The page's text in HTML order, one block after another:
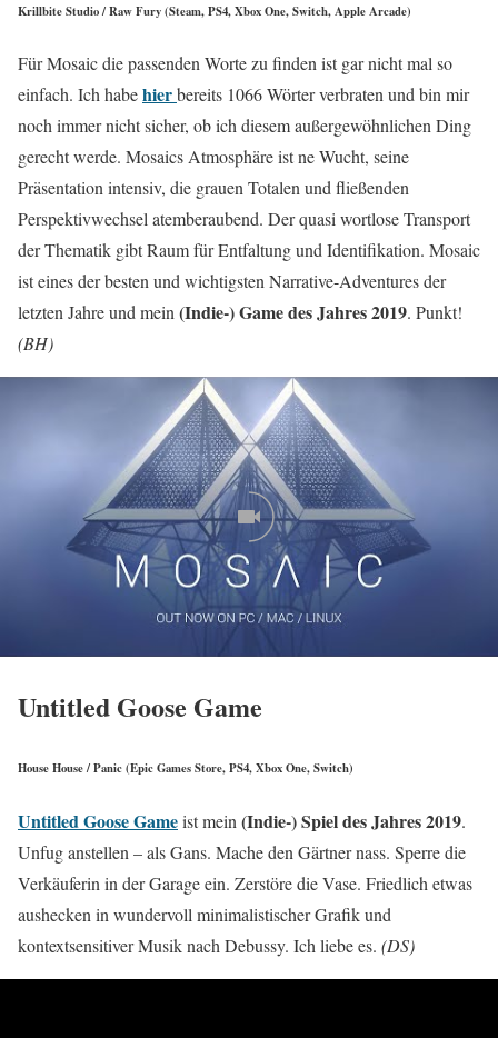
Krillbite Studio / Raw Fury (Steam, PS4, Xbox One, Switch, Apple Arcade)
Für Mosaic die passenden Worte zu finden ist gar nicht mal so
einfach. Ich habehierbereits 1066 Wörter verbraten und bin mir
noch immer nicht sicher, ob ich diesem außergewöhnlichen Ding
gerecht werde. Mosaics Atmosphäre ist ne Wucht, seine
Präsentation intensiv, die grauen Totalen und fließenden
Perspektivwechsel atemberaubend. Der quasi wortlose Transport
der Thematik gibt Raum für Entfaltung und Identifikation. Mosaic
ist eines der besten und wichtigsten Narrative-Adventures der
letzten Jahre und mein(Indie-) Game des Jahres 2019. Punkt!
(BH)
Untitled Goose Game
House House / Panic (Epic Games Store, PS4, Xbox One, Switch)
Untitled Goose Gameist mein(Indie-) Spiel des Jahres 2019.
Unfug anstellen – als Gans. Mache den Gärtner nass. Sperre die
Verkäuferin in der Garage ein. Zerstöre die Vase. Friedlich etwas
aushecken in wundervoll minimalistischer Grafik und
kontextsensitiver Musik nach Debussy. Ich liebe es. (DS)